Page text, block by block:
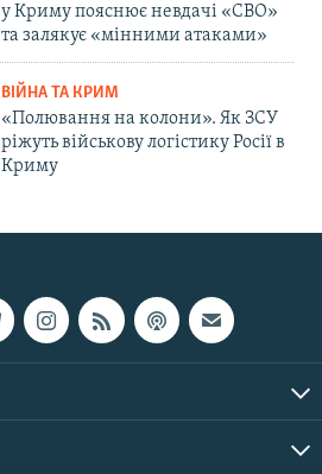
у Криму пояснює невдачі «СВО»
та залякує «мінними атаками»
ВІЙНА ТА КРИМ
«Полювання на колони». Як ЗСУ
ріжуть військову логістику Росії в
Криму